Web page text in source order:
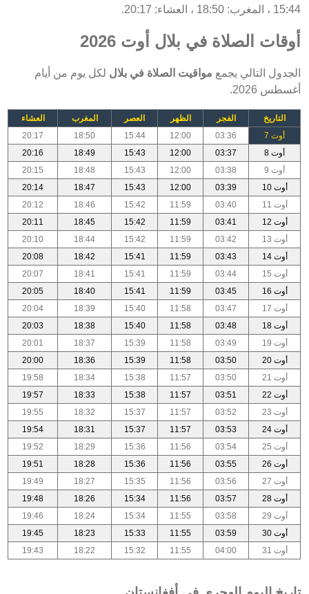
15:44 ، المغرب: 18:50 ، العشاء: 20:17.
أوقات الصلاة في بلال أوت 2026
الجدول التالي يجمع مواقيت الصلاة في بلال لكل يوم من أيام
أغسطس 2026.
التاريخ الفجر الظهر العصر المغرب
العشاء
أوت 7
03:36
12:00
15:44
18:50
20:17
أوت 8
03:37
12:00
15:43
18:49
20:16
أوت 9
03:38
12:00
15:43
18:48
20:15
أوت 10
03:39
12:00
15:43
18:47
20:14
أوت 11
03:40
11:59
15:42
18:46
20:12
أوت 12
03:41
11:59
15:42
18:45
20:11
أوت 13
03:42
11:59
15:42
18:44
20:10
أوت 14
03:43
11:59
15:41
18:42
20:08
أوت 15
03:44
11:59
15:41
18:41
20:07
أوت 16
03:45
11:59
15:41
18:40
20:05
أوت 17
03:47
11:58
15:40
18:39
20:04
أوت 18
03:48
11:58
15:40
18:38
20:03
أوت 19
03:49
11:58
15:39
18:37
20:01
أوت 20
03:50
11:58
15:39
18:36
20:00
أوت 21
03:50
11:57
15:38
18:34
19:58
أوت 22
03:51
11:57
15:38
18:33
19:57
أوت 23
03:52
11:57
15:37
18:32
19:55
أوت 24
03:53
11:57
15:37
18:31
19:54
أوت 25
03:54
11:56
15:36
18:29
19:52
أوت 26
03:55
11:56
15:36
18:28
19:51
أوت 27
03:56
11:56
15:35
18:27
19:49
أوت 28
03:57
11:56
15:34
18:26
19:48
أوت 29
03:58
11:55
15:34
18:24
19:46
أوت 30
03:59
11:55
15:33
18:23
19:45
أوت 31
04:00
11:55
15:32
18:22
19:43